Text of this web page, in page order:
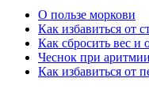
О пользе моркови
Как избавиться от
Как сбросить вес и
Чеснок при
Как избавиться от